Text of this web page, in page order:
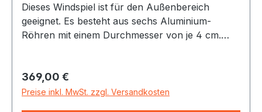
Dieses Windspiel ist für den Außenbereich
geeignet. Es besteht aus sechs Aluminium-
Röhren mit einem Durchmesser von je 4 cm.
105 cm Die Materialien: Trägerplatte,
Klangklöppel, Rohre und Windfänger sind von
Regulärer Preis:
369,00 €
Preise inkl. MwSt. zzgl. Versandkosten